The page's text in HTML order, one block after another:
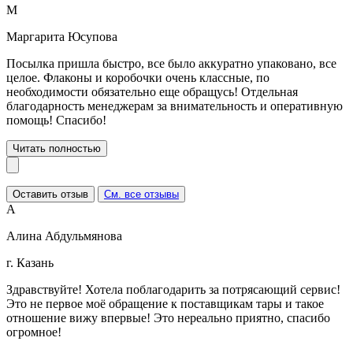
М
Маргарита Юсупова
Посылка пришла быстро, все было аккуратно упаковано, все
целое. Флаконы и коробочки очень классные, по
необходимости обязательно еще обращусь! Отдельная
благодарность менеджерам за внимательность и оперативную
помощь! Спасибо!
Читать полностью
Оставить отзыв См. все отзывы
А
Алина Абдульмянова
г. Казань
Здравствуйте! Хотела поблагодарить за потрясающий сервис!
Это не первое моё обращение к поставщикам тары и такое
отношение вижу впервые! Это нереально приятно, спасибо
огромное!